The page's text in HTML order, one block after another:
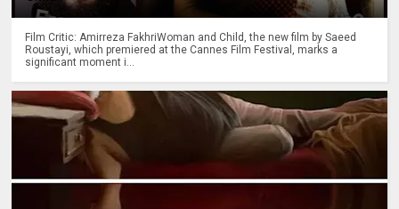
Film Critic: Amirreza FakhriWoman and Child, the new film by Saeed
Roustayi, which premiered at the Cannes Film Festival, marks a
significant moment i...